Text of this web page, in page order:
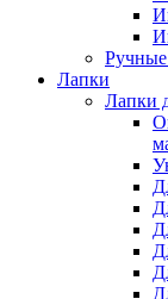
Лапки
Лапки